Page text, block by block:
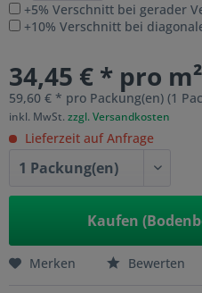
+5% Verschnitt bei gerader
+10% Verschnitt bei
34,45 € * pro m²
59,60 € * pro Packung(en) (1
inkl. MwSt. zzgl. Versandkosten
Lieferzeit auf Anfrage
Kaufen
Merken Bewerten